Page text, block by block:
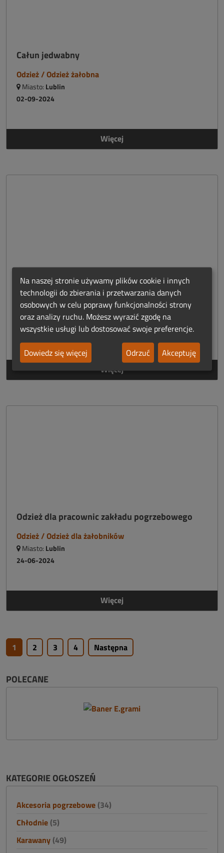
Całun jedwabny
Odzież / Odzież żałobna
Miasto: Lublin
02-09-2024
Więcej
odzież medyczna dla pracowników
prosektorium.
Odzież / Odzież żałobna
Miasto:Lublin
06-08-2024
Więcej
Odzież dla pracownic zakładu pogrzebowego
Odzież / Odzież dla żałobników
Miasto: Lublin
24-06-2024
Więcej
1 2 3 4 Następna
POLECANE
KATEGORIE OGŁOSZEŃ
Akcesoria pogrzebowe (34)
Chłodnie (5)
Karawany (49)
Na naszej stronie używamy plików cookie i innych
technologii do zbierania i przetwarzania danych
osobowych w celu poprawy funkcjonalności strony
oraz analizy ruchu. Możesz wyrazić zgodę na
wszystkie usługi lub dostosować swoje preferencje.
Dowiedz się więcej
Odrzuć Akceptuję